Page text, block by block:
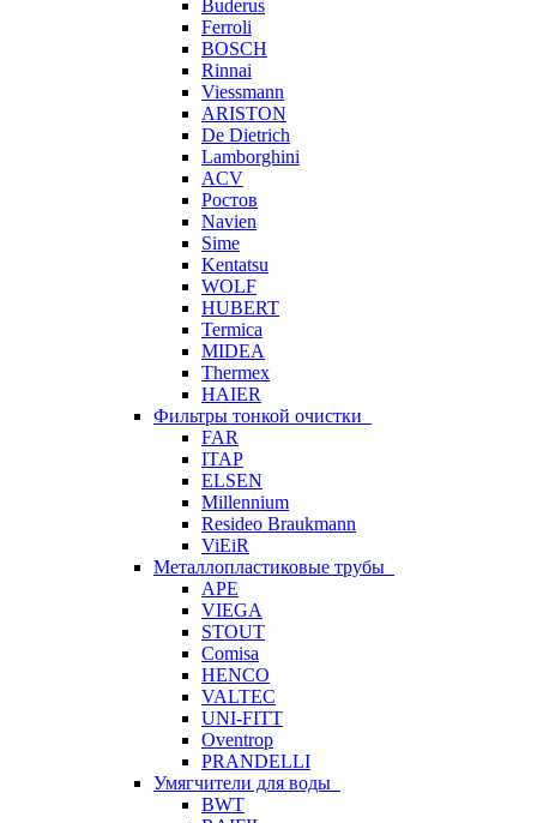
Buderus
Ferroli
BOSCH
Rinnai
Viessmann
ARISTON
De Dietrich
Lamborghini
ACV
Ростов
Navien
Sime
Kentatsu
WOLF
HUBERT
Termica
MIDEA
Thermex
HAIER
Фильтры тонкой очистки
FAR
ITAP
ELSEN
Millennium
Resideo Braukmann
ViEiR
Металлопластиковые трубы
APE
VIEGA
STOUT
Comisa
HENCO
VALTEC
UNI-FITT
Oventrop
PRANDELLI
Умягчители для воды
BWT